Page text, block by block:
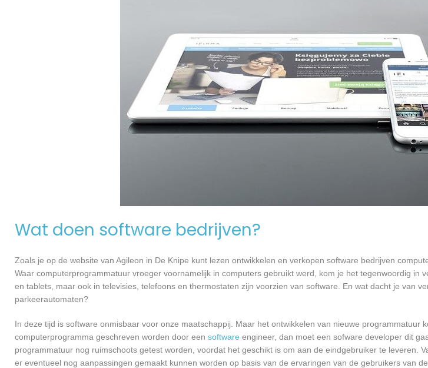
Wat doen software bedrijven?
Zoals je op de website van Agileon in De Knipe kunt lezen ontwikkelen en verkopen software bedrijven
Waar computerprogrammatuur vroeger voornamelijk in computers gebruikt werd, kom je het tegenwoordig in
en tablets, maar ook in televisies, telefoons en thermostaten zijn voorzien van software. En wat dacht je van
parkeerautomaten?
In deze tijd is software onmisbaar voor onze maatschappij. Maar het ontwikkelen van nieuwe programmatuur
computerprogramma geschreven worden door een software engineer, dan moet een sofware developer dit
programmatuur nog ruimschoots getest worden, voordat het geschikt is om aan de eindgebruiker te leveren.
er eventueel nog aanpassingen gemaakt kunnen worden op basis van de ervaringen van de gebruikers van